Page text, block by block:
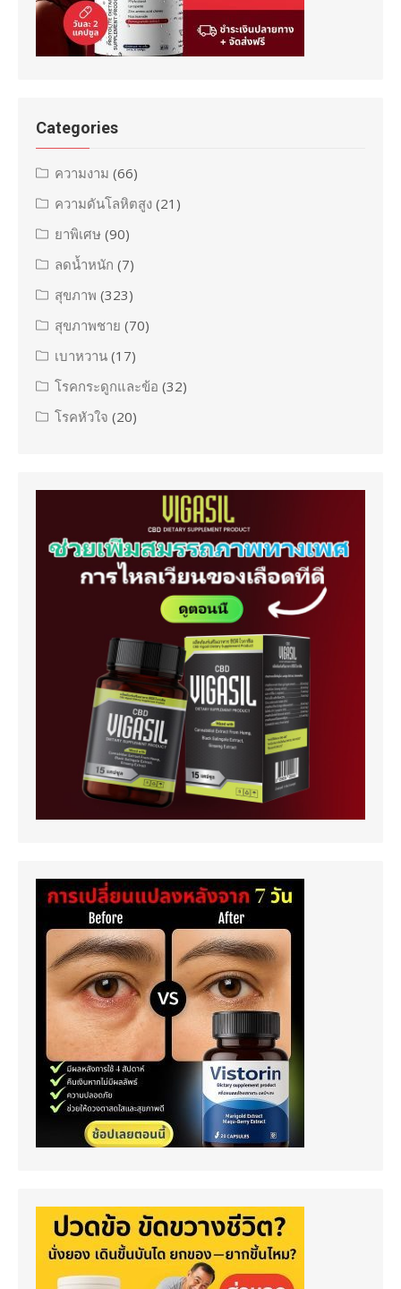
Categories
ความงาม (66)
ความดันโลหิตสูง (21)
ยาพิเศษ (90)
ลดน้ำหนัก (7)
สุขภาพ (323)
สุขภาพชาย (70)
เบาหวาน (17)
โรคกระดูกและข้อ (32)
โรคหัวใจ (20)